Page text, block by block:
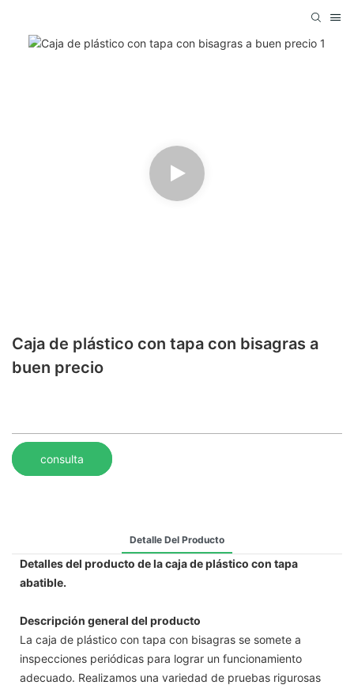
Caja de plástico con tapa con bisagras a
buen precio
consulta
Detalle Del Producto
Detalles del producto de la caja de plástico con tapa
abatible.
Descripción general del producto
La caja de plástico con tapa con bisagras se somete a
inspecciones periódicas para lograr un funcionamiento
adecuado. Realizamos una variedad de pruebas rigurosas